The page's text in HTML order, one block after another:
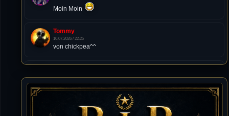
Moin Moin
Tommy
10.07.2026 / 22:25
von chickpea^^
10.07.2026 / 22:25
Letzte Aktivität:
27. Dez 2023, 22:48
DieWildeHilde